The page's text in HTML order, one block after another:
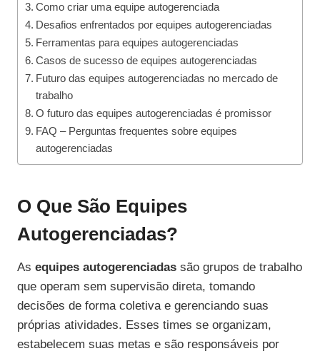
Como criar uma equipe autogerenciada
Desafios enfrentados por equipes autogerenciadas
Ferramentas para equipes autogerenciadas
Casos de sucesso de equipes autogerenciadas
Futuro das equipes autogerenciadas no mercado de
trabalho
O futuro das equipes autogerenciadas é promissor
FAQ – Perguntas frequentes sobre equipes
autogerenciadas
O Que São Equipes
Autogerenciadas?
As equipes autogerenciadas são grupos de trabalho
que operam sem supervisão direta, tomando
decisões de forma coletiva e gerenciando suas
próprias atividades. Esses times se organizam,
estabelecem suas metas e são responsáveis por